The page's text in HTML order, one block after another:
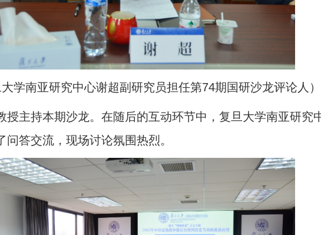
学南亚研究中心谢超副研究员担任第74期国研沙龙评论人）
主持本期沙龙。在随后的互动环节中，复旦大学南亚研究
答交流，现场讨论氛围热烈。